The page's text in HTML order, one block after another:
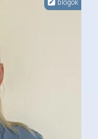
blogok